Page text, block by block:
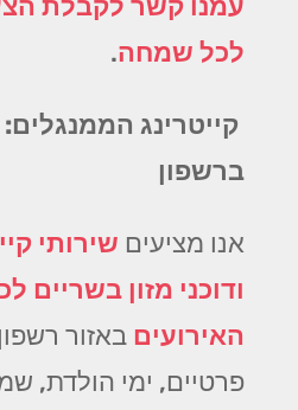
לכל שמחה.
קייטרינג הממנגלים:
ברשפון
אנו מציעים שירותי
ודוכני מזון בשריים
האירועים באזור
פרטיים, ימי הולדת,